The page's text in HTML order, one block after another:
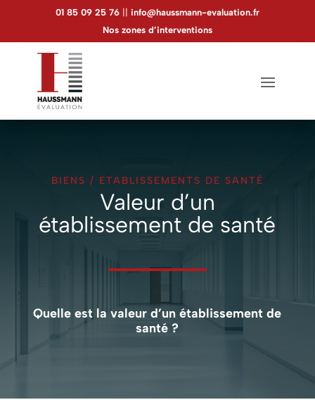
Panneau de gestion des cookies
01 85 09 25 76|| info@haussmann-evaluation.fr
Nos zones d’interventions
BIENS / ETABLISSEMENTS DE SANTÉ
Valeur d’un
établissement de santé
Quelle est la valeur d’un établissement de
santé ?